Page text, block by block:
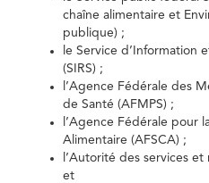
chaîne alimentaire et
publique) ;
le Service d’Information
(SIRS) ;
l’Agence Fédérale des
de Santé (AFMPS) ;
l’Agence Fédérale pour
Alimentaire (AFSCA) ;
l’Autorité des services
et